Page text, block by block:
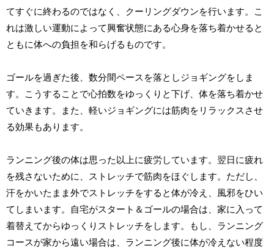
てすぐに終わるのではなく、クーリングダウンを行います。こ
れは激しい運動によって興奮状態にある心身を落ち着かせると
ともに体への負担を和らげるものです。
ゴールを過ぎた後、数分間ペースを落としジョギングをしま
す。こうすることで心拍数をゆっくりと下げ、体を落ち着かせ
ていきます。また、軽いジョギングには筋肉をリラックスさせ
る効果もあります。
ランニング後の体は思った以上に疲労しています。翌日に疲れ
を残さないために、ストレッチで筋肉をほぐします。ただし、
汗をかいたまま外でストレッチをすると体が冷え、風邪をひい
てしまいます。自宅がスタート＆ゴールの場合は、家に入って
着替えてからゆっくりストレッチをします。もし、ランニング
コースが家から遠い場合は、ランニング後に体が冷えない程度